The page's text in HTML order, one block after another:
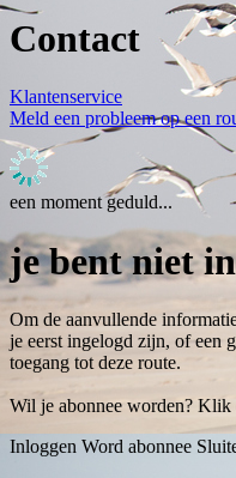
Contact
Klantenservice
Meld een probleem op een
een moment geduld...
je bent niet
Om de aanvullende
je eerst ingelogd zijn, of een
toegang tot deze route.
Wil je abonnee worden?
Inloggen Word abonnee